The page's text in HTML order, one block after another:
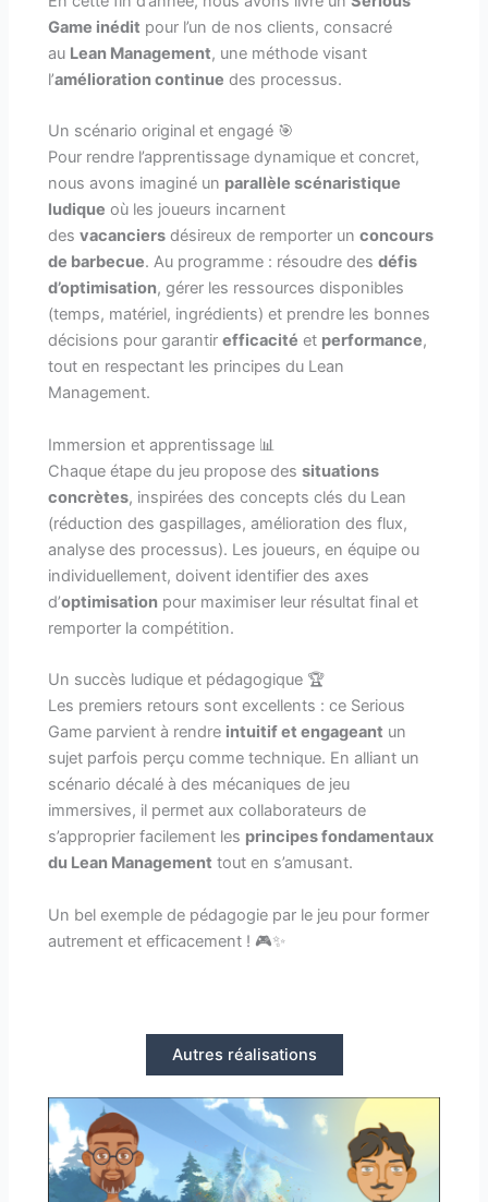
Game inédit pour l’un de nos clients, consacré
au Lean Management, une méthode visant
l’amélioration continue des processus.
Un scénario original et engagé 🎯
Pour rendre l’apprentissage dynamique et concret,
nous avons imaginé un parallèle scénaristique
ludique où les joueurs incarnent
desvacanciers désireux de remporter unconcours
de barbecue. Au programme : résoudre desdéfis
d’optimisation, gérer les ressources disponibles
(temps, matériel, ingrédients) et prendre les bonnes
décisions pour garantirefficacité et performance,
tout en respectant les principes du Lean
Management.
Immersion et apprentissage 📊
Chaque étape du jeu propose dessituations
concrètes, inspirées des concepts clés du Lean
(réduction des gaspillages, amélioration des flux,
analyse des processus). Les joueurs, en équipe ou
individuellement, doivent identifier des axes
d’optimisation pour maximiser leur résultat final et
remporter la compétition.
Un succès ludique et pédagogique 🏆
Les premiers retours sont excellents : ce Serious
Game parvient à rendre intuitif et engageant un
sujet parfois perçu comme technique. En alliant un
scénario décalé à des mécaniques de jeu
immersives, il permet aux collaborateurs de
s’approprier facilement les principes fondamentaux
du Lean Management tout en s’amusant.
Un bel exemple de pédagogie par le jeu pour former
autrement et efficacement ! 🎮✨
Autres réalisations